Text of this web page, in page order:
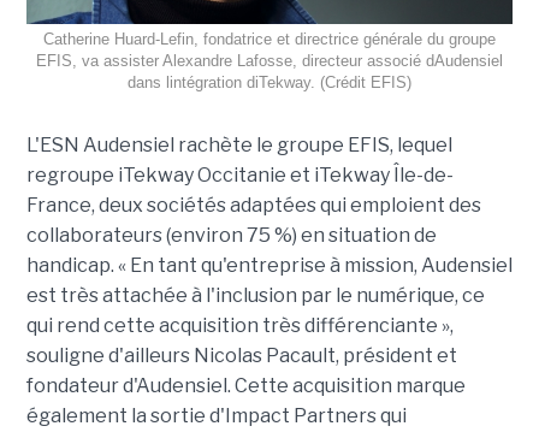
Catherine Huard-Lefin, fondatrice et directrice générale du groupe
EFIS, va assister Alexandre Lafosse, directeur associé dAudensiel
dans lintégration diTekway. (Crédit EFIS)
L'ESN Audensiel rachète le groupe EFIS, lequel
regroupe iTekway Occitanie et iTekway Île-de-
France, deux sociétés adaptées qui emploient des
collaborateurs (environ 75 %) en situation de
handicap. « En tant qu'entreprise à mission, Audensiel
est très attachée à l'inclusion par le numérique, ce
qui rend cette acquisition très différenciante »,
souligne d'ailleurs Nicolas Pacault, président et
fondateur d'Audensiel. Cette acquisition marque
également la sortie d'Impact Partners qui